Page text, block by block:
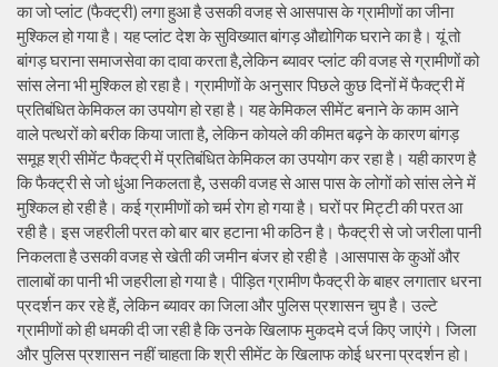
का जो प्लांट (फैक्ट्री) लगा हुआ है उसकी वजह से आसपास के ग्रामीणों का जीना
मुश्किल हो गया है। यह प्लांट देश के सुविख्यात बांगड़ औद्योगिक घराने का है। यूं तो
बांगड़ घराना समाजसेवा का दावा करता है,लेकिन ब्यावर प्लांट की वजह से ग्रामीणों को
सांस लेना भी मुश्किल हो रहा है। ग्रामीणों के अनुसार पिछले कुछ दिनों में फैक्ट्री में
प्रतिबंधित केमिकल का उपयोग हो रहा है। यह केमिकल सीमेंट बनाने के काम आने
वाले पत्थरों को बरीक किया जाता है, लेकिन कोयले की कीमत बढ़ने के कारण बांगड़
समूह श्री सीमेंट फैक्ट्री में प्रतिबंधित केमिकल का उपयोग कर रहा है। यही कारण है
कि फैक्ट्री से जो धुंआ निकलता है, उसकी वजह से आस पास के लोगों को सांस लेने में
मुश्किल हो रही है। कई ग्रामीणों को चर्म रोग हो गया है। घरों पर मिट्टी की परत आ
रही है। इस जहरीली परत को बार बार हटाना भी कठिन है। फैक्ट्री से जो जरीला पानी
निकलता है उसकी वजह से खेती की जमीन बंजर हो रही है ।आसपास के कुओं और
तालाबों का पानी भी जहरीला हो गया है। पीड़ित ग्रामीण फैक्ट्री के बाहर लगातार धरना
प्रदर्शन कर रहे हैं, लेकिन ब्यावर का जिला और पुलिस प्रशासन चुप है। उल्टे
ग्रामीणों को ही धमकी दी जा रही है कि उनके खिलाफ मुकदमे दर्ज किए जाएंगे। जिला
और पुलिस प्रशासन नहीं चाहता कि श्री सीमेंट के खिलाफ कोई धरना प्रदर्शन हो।